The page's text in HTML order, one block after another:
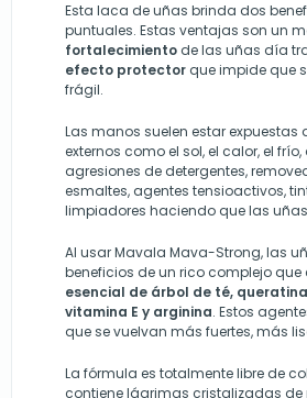
Esta laca de uñas brinda dos
puntuales. Estas ventajas son un
fortalecimiento de las uñas día
efecto protector que impide que
frágil.
Las manos suelen estar expuestas
externos como el sol, el calor, el
agresiones de detergentes,
esmaltes, agentes tensioactivos,
limpiadores haciendo que las
Al usarMavala Mava-Strong, las
beneficios de un rico complejo que
esencial de árbol de té,
vitamina E y arginina. Estos
que se vuelvan más fuertes, más
La fórmula es totalmente libre de
contiene lágrimas cristalizadas de